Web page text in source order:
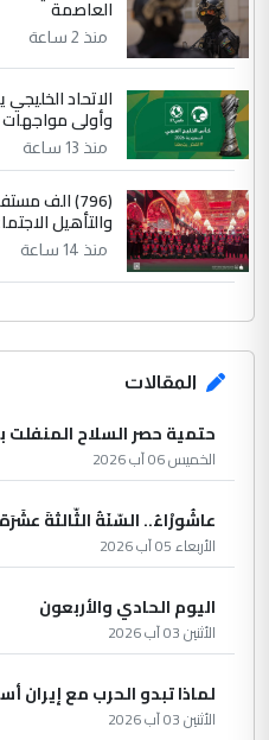
العاصمة
منذ 2 ساعة
وأولى مواجهات
منذ 13 ساعة
(796) الف
والتأهيل
منذ 14 ساعة
المقالات
حتمية حصر السلاح المنفلت
الخميس 06 آب 2026
عاشُورْاءُ.. السّنَةُ الثّالثةَ
الأربعاء 05 آب 2026
اليوم الحادي والأربعون
الأثنين 03 آب 2026
لماذا تبدو الحرب مع
الأثنين 03 آب 2026